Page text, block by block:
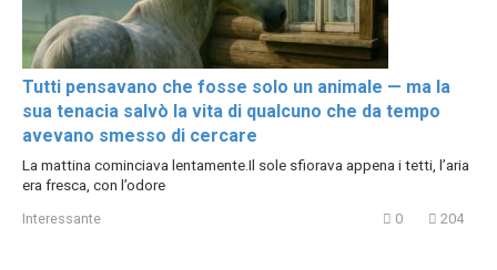
Tutti pensavano che fosse solo un animale — ma la
sua tenacia salvò la vita di qualcuno che da tempo
avevano smesso di cercare
La mattina cominciava lentamente.Il sole sfiorava appena i tetti, l’aria
era fresca, con l’odore
Interessante 0 204